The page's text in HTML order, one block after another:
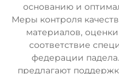
основанию и
Меры контроля
материалов,
соответствие
федерации
предлагают